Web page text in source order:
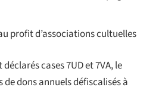
profit d’associations cultuelles
cases 7UD et 7VA, le
de dons annuels défiscalisés à